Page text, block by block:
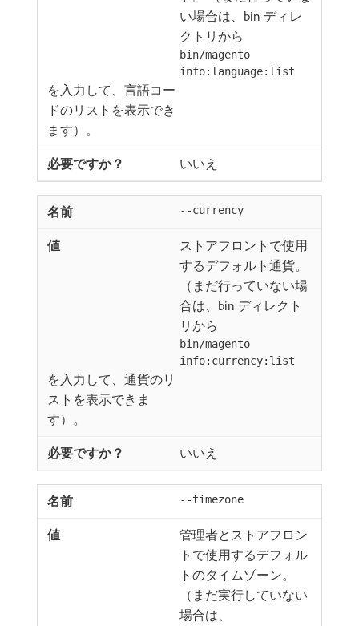
い場合は、bin ディレ
クトリから
bin/magento
info:language:list
を入力して、言語コー
ドのリストを表示でき
ます）。
いいえ
--currency
ストアフロントで使用
するデフォルト通貨。
（まだ行っていない場
合は、bin ディレクト
リから
bin/magento
info:currency:list
を入力して、通貨のリ
ストを表示できま
す）。
いいえ
--timezone
管理者とストアフロン
トで使用するデフォル
トのタイムゾーン。
（まだ実行していない
場合は、